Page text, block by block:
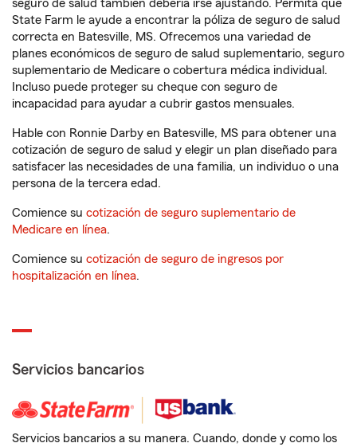
seguro de salud también debería irse ajustando. Permita que
State Farm le ayude a encontrar la póliza de seguro de salud
correcta en Batesville, MS. Ofrecemos una variedad de
planes económicos de seguro de salud suplementario, seguro
suplementario de Medicare o cobertura médica individual.
Incluso puede proteger su cheque con seguro de
incapacidad para ayudar a cubrir gastos mensuales.
Hable con Ronnie Darby en Batesville, MS para obtener una
cotización de seguro de salud y elegir un plan diseñado para
satisfacer las necesidades de una familia, un individuo o una
persona de la tercera edad.
Comience su cotización de seguro suplementario de
Medicare en línea.
Comience su cotización de seguro de ingresos por
hospitalización en línea.
Servicios bancarios
Servicios bancarios a su manera. Cuando, donde y como los